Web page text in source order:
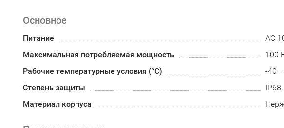
Основное
Питание
АC
Максимальная потребляемая мощность
100
Рабочие температурные условия (°С)
-40
Степень защиты
Материал корпуса